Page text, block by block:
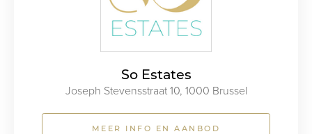
So Estates
Joseph Stevensstraat 10, 1000 Brussel
MEER INFO EN AANBOD